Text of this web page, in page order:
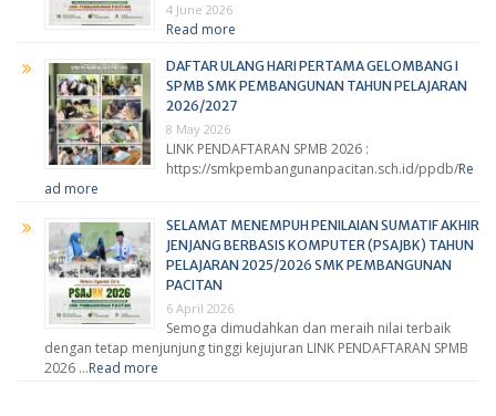
4 June 2026
Read more
DAFTAR ULANG HARI PERTAMA GELOMBANG I
SPMB SMK PEMBANGUNAN TAHUN PELAJARAN
2026/2027
8 May 2026
LINK PENDAFTARAN SPMB 2026 :
https://smkpembangunanpacitan.sch.id/ppdb/Re
ad more
SELAMAT MENEMPUH PENILAIAN SUMATIF AKHIR
JENJANG BERBASIS KOMPUTER (PSAJBK) TAHUN
PELAJARAN 2025/2026 SMK PEMBANGUNAN
PACITAN
6 April 2026
Semoga dimudahkan dan meraih nilai terbaik
dengan tetap menjunjung tinggi kejujuran LINK PENDAFTARAN SPMB
2026 …Read more